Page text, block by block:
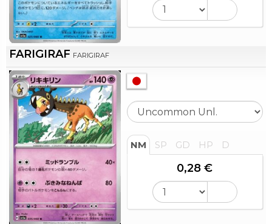
FARIGIRAF FARIGIRAF
NM SP GD HP D
0,28 €